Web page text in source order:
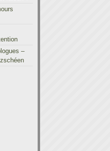
–